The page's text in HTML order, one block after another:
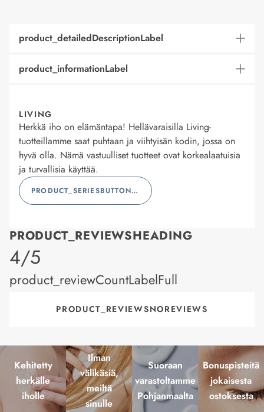
product_detailedDescriptionLabel
product_informationLabel
LIVING
Herkkä iho on elämäntapa! Hellävaraisilla Living-
tuotteillamme saat puhtaan ja viihtyisän kodin, jossa on
hyvä olla. Nämä vastuulliset tuotteet ovat korkealaatuisia
ja turvallisia käyttää.
PRODUCT_SERIESBUTTONLABEL
PRODUCT_REVIEWSHEADING
product_rating
4/5
product_reviewCountLabelFull
PRODUCT_REVIEWSNOREVIEWS
Kehitetty
herkälle
iholle
Ilman
välikäsiä,
meiltä
sinulle
Suoraan
varastoltamme
Pohjanmaalta
Bonuspisteitä
jokaisesta
ostoksesta